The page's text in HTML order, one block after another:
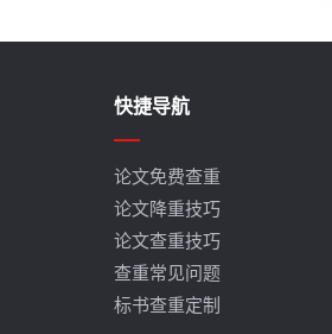
快捷导航
论文免费查重
论文降重技巧
论文查重技巧
查重常见问题
标书查重定制